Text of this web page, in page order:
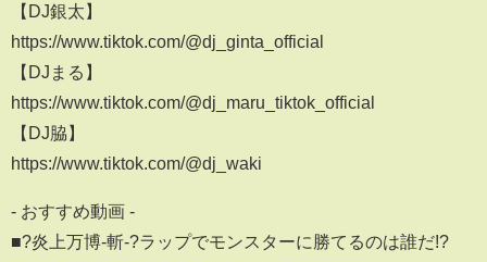
【DJ銀太】
https://www.tiktok.com/@dj_ginta_official
【DJまる】
https://www.tiktok.com/@dj_maru_tiktok_official
【DJ脇】
https://www.tiktok.com/@dj_waki
- おすすめ動画 -
■?炎上万博-斬-?ラップでモンスターに勝てるのは誰だ!?